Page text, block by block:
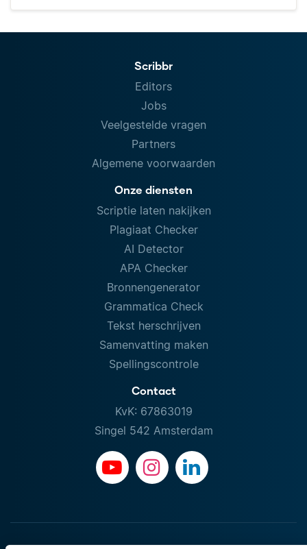
Scribbr
Editors
Jobs
Veelgestelde vragen
Partners
Algemene voorwaarden
Onze diensten
Scriptie laten nakijken
Plagiaat Checker
AI Detector
APA Checker
Bronnengenerator
Grammatica Check
Tekst herschrijven
Samenvatting maken
Spellingscontrole
Contact
KvK: 67863019
Singel 542 Amsterdam